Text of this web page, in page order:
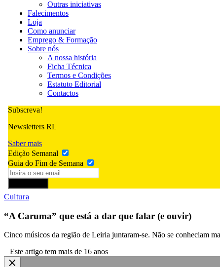
Outras iniciativas
Falecimentos
Loja
Como anunciar
Emprego & Formação
Sobre nós
A nossa história
Ficha Técnica
Termos e Condições
Estatuto Editorial
Contactos
Subscreva!
Newsletters RL
Saber mais
Edição Semanal
Guia do Fim de Semana
Cultura
“A Caruma” que está a dar que falar (e ouvir)
Cinco músicos da região de Leiria juntaram-se. Não se conheciam
Este artigo tem mais de 16 anos